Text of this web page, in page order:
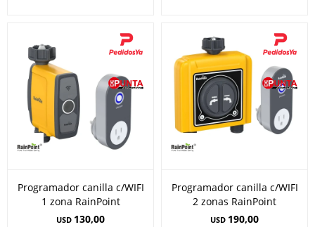
Programador canilla c/WIFI
1 zona RainPoint
USD 130,00
Programador canilla c/WIFI
2 zonas RainPoint
USD 190,00